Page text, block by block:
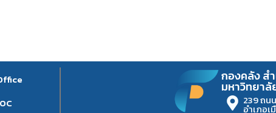
กองคลัง ส
มหาวิทยาลั
239 ถน
อำเภอ